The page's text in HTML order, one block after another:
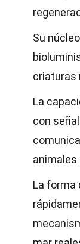
Su
criaturas
La
con
animales
La forma